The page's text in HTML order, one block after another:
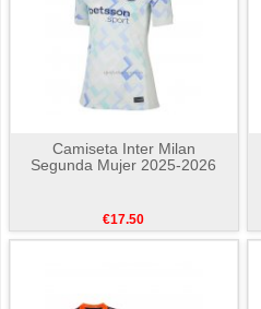
Camiseta Inter Milan
Segunda Mujer 2025-2026
€17.50